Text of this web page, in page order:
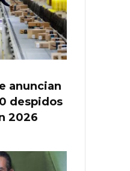
anuncian
despidos
2026